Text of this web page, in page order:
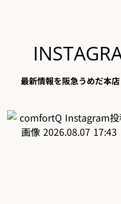
最新情報を阪急うめだ本